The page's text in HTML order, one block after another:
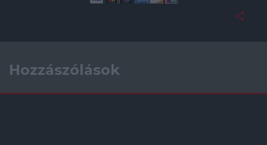
Hozzászólások